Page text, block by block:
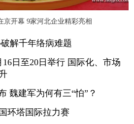
京开幕 9家河北企业精彩亮相
解千年络病难题
16日至20日举行 国际化、市场
魏建军为何有三“怕”？
环塔国际拉力赛